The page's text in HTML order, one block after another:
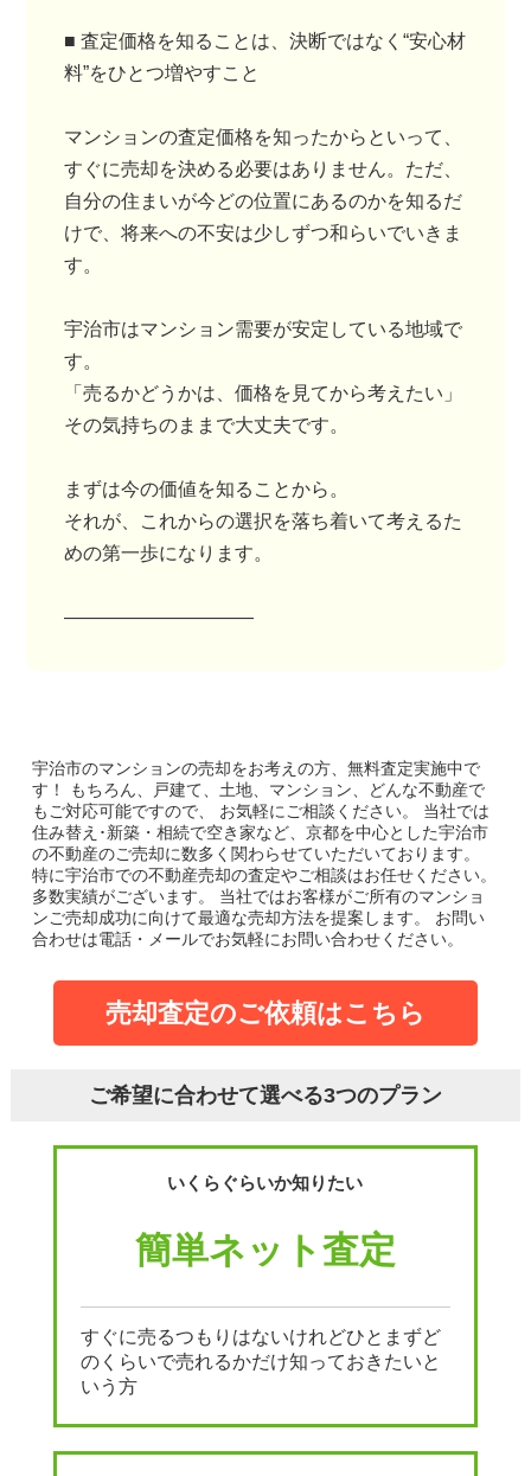
■ 査定価格を知ることは、決断ではなく“安心材
料”をひとつ増やすこと
マンションの査定価格を知ったからといって、
すぐに売却を決める必要はありません。ただ、
自分の住まいが今どの位置にあるのかを知るだ
けで、将来への不安は少しずつ和らいでいきま
す。
宇治市はマンション需要が安定している地域で
す。
「売るかどうかは、価格を見てから考えたい」
その気持ちのままで大丈夫です。
まずは今の価値を知ることから。
それが、これからの選択を落ち着いて考えるた
めの第一歩になります。
――――――――――
宇治市のマンションの売却をお考えの方、無料査定実施中で
す！
もちろん、戸建て、土地、マンション、どんな不動産で
もご対応可能ですので、 お気軽にご相談ください。
当社では
住み替え･新築・相続で空き家など、京都を中心とした宇治市
の不動産のご売却に数多く関わらせていただいております。
特に宇治市での不動産売却の査定やご相談はお任せください。
多数実績がございます。
当社ではお客様がご所有のマンショ
ンご売却成功に向けて最適な売却方法を提案します。
お問い
合わせは電話・メールでお気軽にお問い合わせください。
売却査定のご依頼はこちら
ご希望に合わせて選べる3つのプラン
いくらぐらいか知りたい
簡単ネット査定
すぐに売るつもりはないけれどひとまずど
のくらいで売れるかだけ知っておきたいと
いう方